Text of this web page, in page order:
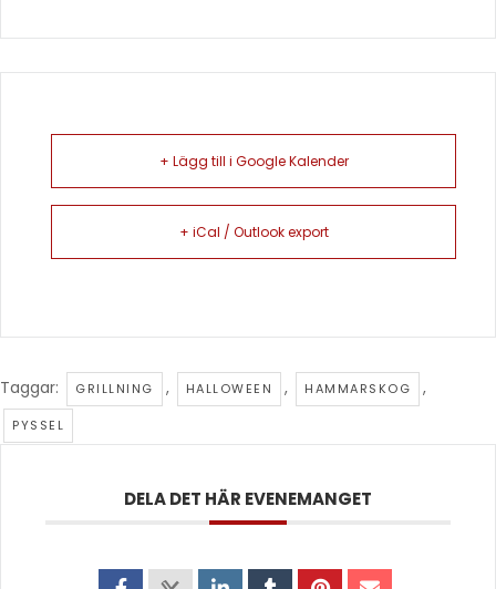
+ Lägg till i Google Kalender
+ iCal / Outlook export
Taggar: GRILLNING , HALLOWEEN , HAMMARSKOG ,
PYSSEL
DELA DET HÄR EVENEMANGET